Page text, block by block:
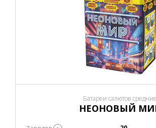
Батареи салютов средние
НЕОНОВЫЙ